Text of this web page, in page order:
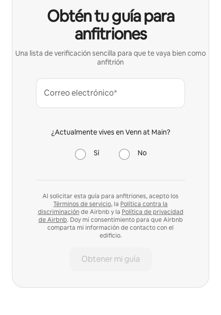
Obtén tu guía para
anfitriones
Una lista de verificación sencilla para que te vaya bien como
anfitrión
Correo electrónico*
¿Actualmente vives en Venn at Main?
Sí No
Al solicitar esta guía para anfitriones, acepto los
Términos de servicio, la Política contra la
discriminación de Airbnb y la Política de privacidad
de Airbnb. Doy mi consentimiento para que Airbnb
comparta mi información de contacto con el
edificio.
Obtener mi guía